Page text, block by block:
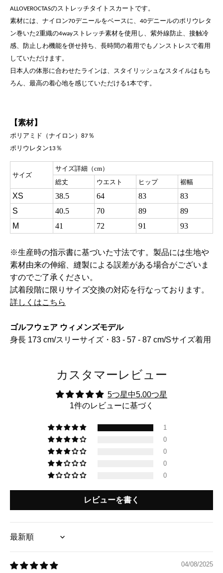
ALLOVEROCTASのストレッチタイトスカートです。
素材には、ナイロン70デニールをベースに、 40デニールのポリウレタ
ン巻いた2重織の4wayストレッチ素材を使用し、 紫外線防止、接触冷
感、防止しわ機能を併せ持ち、長時間の着用でもノンストレスで着用
していただけます。
日本人の体形に合わせたラインは、スタイリッシュなスタイルは もち
ろん、最高の着心地を感じていただける1本です。
【素材】
ポリアミド（ナイロン） 87％
ポリウレタン13 ％
サイズ
サイズ詳細（cm）
総丈
ウエスト ヒップ 裾幅
XS 38.5 64 83
83
S
40.5 70 89
89
M
41 72 91 93
※生産時の指示書に基づいた寸法です。製品には生地や
素材由来の伸縮、縫製による誤差がある場合がございま
すのでご了承ください。
試着段階に限りサイズ交換の対応を行なっております。
詳しくはこちら
ゴルフウェア ウィメンズモデル
身長 173 cm/スリーサイズ・83 - 57 - 87 cm/Sサイズ着用
カスタマーレビュー
5つ星中5.00つ星
1件のレビューに基づく
1
0
0
0
0
レビューを書く
Sort by
04/08/2025